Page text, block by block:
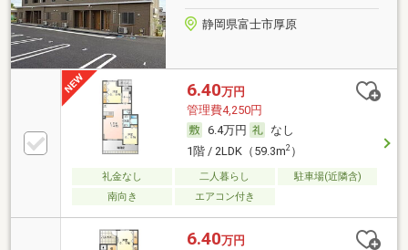
静岡県富士市厚原
6.40万円
管理費4,250円
6.4万円
なし
1階 / 2LDK（59.3m2）
礼金なし 二人暮らし
駐車場(近隣含)
南向き
エアコン付き
6.40万円